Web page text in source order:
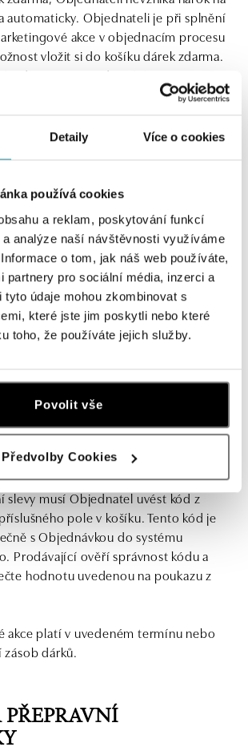
Detaily Více o cookies
používá cookies
a reklam, poskytování funkcí
analýze naší návštěvnosti využíváme
o tom, jak náš web používáte,
partnery pro sociální média, inzerci a
tyto údaje mohou zkombinovat s
které jste jim poskytli nebo které
toho, že používáte jejich služby.
Povolit vše
Předvolby Cookies
automaticky. Objednateli je při splnění
akce v objednacím procesu
vložit si do košíku dárek zdarma.
je mezi Prodávajícím a
uzavřena darovací smlouva se
Dojde-li k odstoupení od
Objednatelem a to i částečnému,
vrátit i poskytnutý dárek. Nárok na
zdarma, nelze uplatňovat
z vadného plnění.
akcí může Objednatel získat
poukaz (voucher, šek). Jedná se
součástí je jedinečný kód, který lze
slevy z Objednávky. Poukaz je
v jedné Objednávce. Pokud je
na poukazu vyšší, než je hodnota
suma se zpětně neproplácí. Poukaz lze
jednou. Poukaz nelze směnit za
v případě vrácení či reklamace zboží.
slevy musí Objednatel uvést kód z
pole v košíku. Tento kód je
s Objednávkou do systému
Prodávající ověří správnost kódu a
hodnotu uvedenou na poukazu z
akce platí v uvedeném termínu nebo
dárků.
PŘEPRAVNÍ